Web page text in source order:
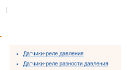
Датчики-реле давления
Датчики-реле разности давления